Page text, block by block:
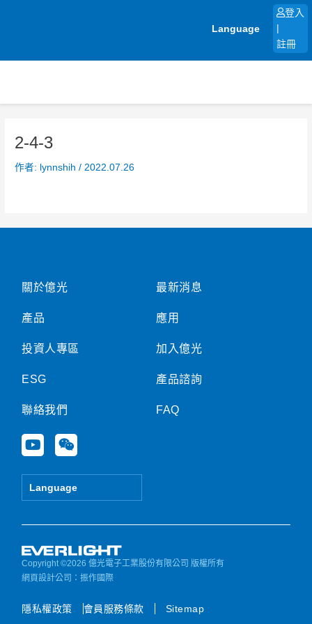
Language
登入
註冊
2-4-3
作者: lynnshih/ 2022.07.26
關於億光
產品
投資人專區
ESG
聯絡我們
Y
o
u
e
W
e
i
Language
最新消息
應用
加入億光
產品諮詢
FAQ
Copyright ©2026 億光電子工業股份有限公司 版權所有
網頁設計公司 ：振作國際
隱私權政策 會員服務條款 Sitemap